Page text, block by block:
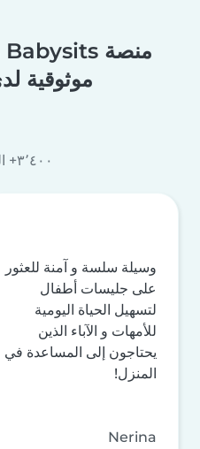
موثوقية
٣٬٤٠٠+ التقييمات
وسيلة سلسة و آمنة للعثور
على جليسات أطفال
لتسهيل الحياة اليومية
للأمهات و الآباء الذين
يحتاجون إلى المساعدة في
المنزل!
Nerina